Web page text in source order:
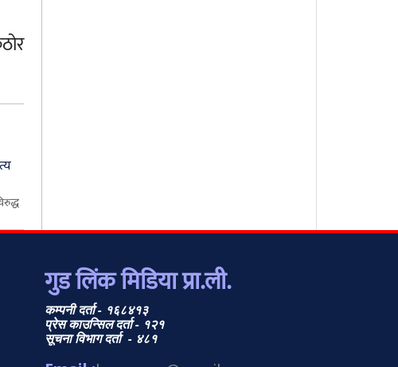
गुड लिंक मिडिया प्रा.ली.
कम्पनी दर्ता - १६८४१३
प्रेस काउन्सिल दर्ता - १२१
सूचना विभाग दर्ता - ४८१